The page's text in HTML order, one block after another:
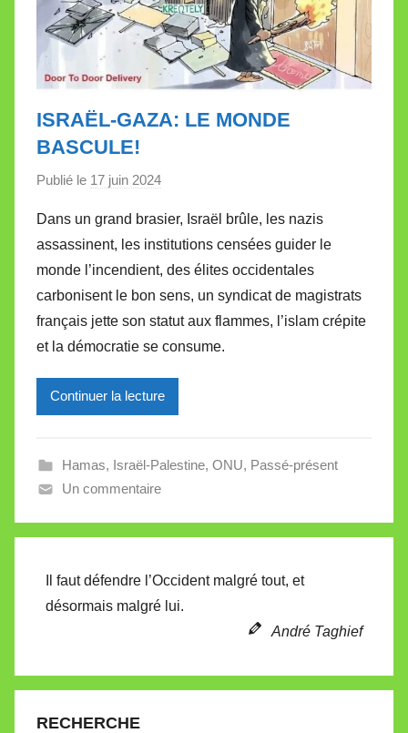
ISRAËL-GAZA: LE MONDE
BASCULE!
Publié le 17 juin 2024
r
M
i
r
e
i
l
e
a
e
t
Dans un grand brasier, Israël brûle, les nazis
assassinent, les institutions censées guider le
monde l’incendient, des élites occidentales
carbonisent le bon sens, un syndicat de magistrats
français jette son statut aux flammes, l’islam crépite
et la démocratie se consume.
Continuer la lecture
Hamas, Israël-Palestine, ONU, Passé-présent
Un commentaire
Il faut défendre l’Occident malgré tout, et
désormais malgré lui.
André Taghief
RECHERCHE